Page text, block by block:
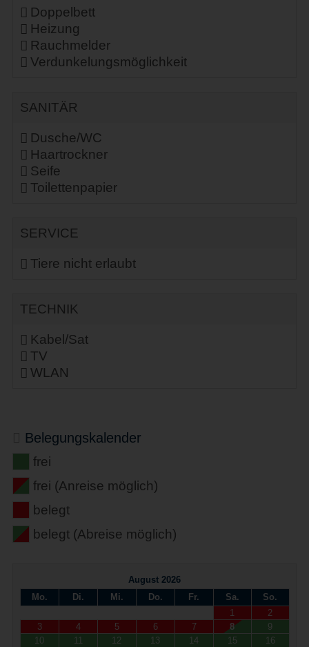
Doppelbett
Heizung
Rauchmelder
Verdunkelungsmöglichkeit
SANITÄR
Dusche/WC
Haartrockner
Seife
Toilettenpapier
SERVICE
Tiere nicht erlaubt
TECHNIK
Kabel/Sat
TV
WLAN
Belegungskalender
frei
frei (Anreise möglich)
belegt
belegt (Abreise möglich)
August 2026
Mo.
Di. Mi. Do. Fr. Sa.
So.
1
2
3
4 5 6 7 8
9
10
11 12 13 14 15
16